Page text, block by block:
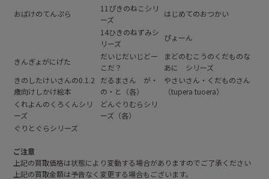
おばけのてんぷら
11ぴきのねこシリ
ーズ
はじめてのおつかい
14ひきのねずみシ
リーズ
ぴょーん
きんぎょがにげた
だいじだいじどー
こだ？
まどのむこうのくだものな
あに シリーズ
きのしたけいさんの0.1.2
歳向けしかけ絵本
だるまさん が・
の・と（各）
やさいさん・くだものさん
（tupera tuoera）
くれよんのくろくんシリ
ーズ
どんぐりむらシリ
ーズ（各）
ぐりとぐらシリーズ
ご注意
上記の買取価格は状態により変動する場合がありますのでご了承ください
上記の買取金額は予告なく変更する場合もございます。